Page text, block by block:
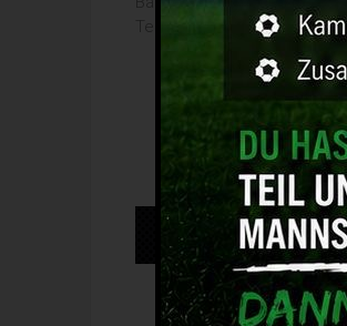
Telefon: